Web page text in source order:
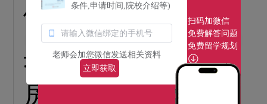
条件,申请时间,院校介绍等)
老师会加您微信发送相关资料
立即获取
扫码加微信
免费解答问题
免费留学规划